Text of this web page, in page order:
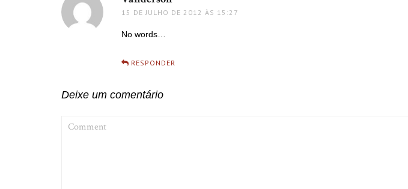
15 DE JULHO DE 2012 ÀS 15:27
No words…
RESPONDER
Deixe um comentário